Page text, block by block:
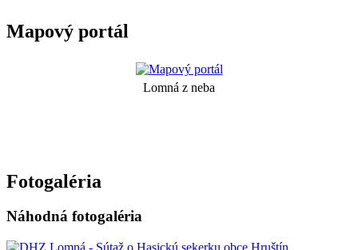
Mapový portál
Lomná z neba
Fotogaléria
Náhodná fotogaléria